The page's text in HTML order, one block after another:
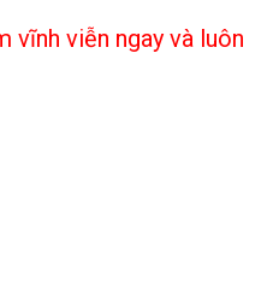
vĩnh viễn ngay và luôn